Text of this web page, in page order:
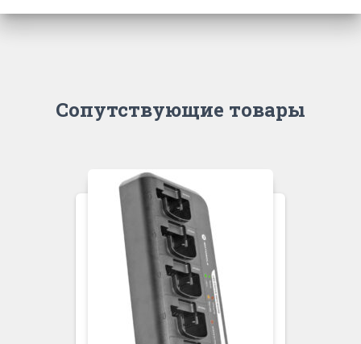
Сопутствующие товары